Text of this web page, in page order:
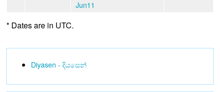
Jun11
* Dates are in UTC.
Diyasen - දියසෙන්